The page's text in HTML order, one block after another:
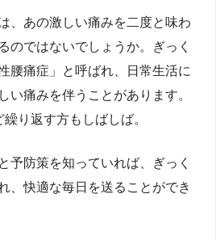
、あの激しい痛みを二度と味わ
のではないでしょうか。ぎっく
腰痛症」と呼ばれ、日常生活に
い痛みを伴うことがあります。
り返す方もしばしば。
予防策を知っていれば、ぎっく
、快適な毎日を送ることができ